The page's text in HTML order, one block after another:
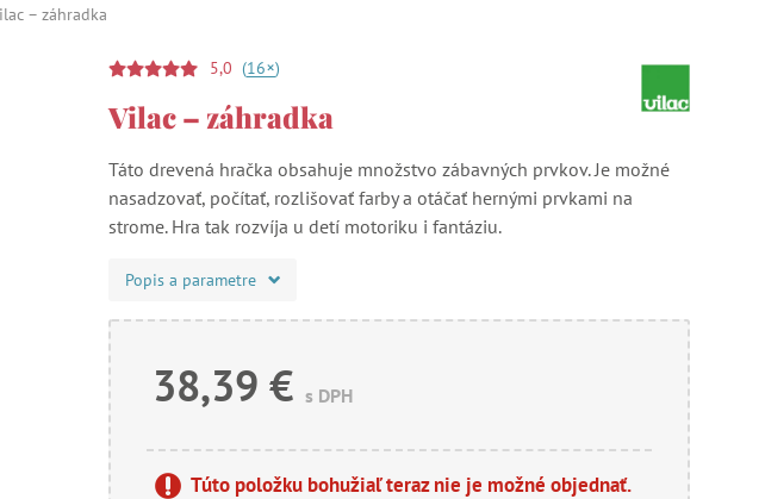
– záhradka
5,0 (16+)
Vilac – záhradka
Táto drevená hračka obsahuje množstvo zábavných prvkov. Je možné
nasadzovať, počítať, rozlišovať farby a otáčať hernými prvkami na
strome. Hra tak rozvíja u detí motoriku i fantáziu.
Popis a parametre
38,39 € s DPH
Túto položku bohužiaľ teraz nie je možné objednať.